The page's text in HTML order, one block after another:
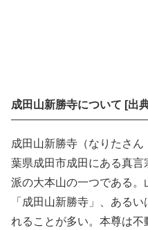
成田山新勝寺について [出
成田山新勝寺（なりたさ
葉県成田市成田にある真言
派の大本山の一つである
「成田山新勝寺」、ある
れることが多い。本尊は